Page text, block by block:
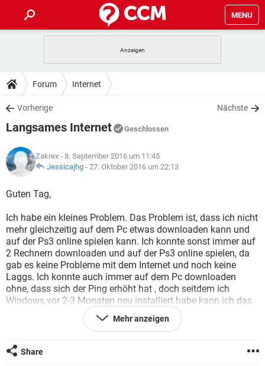
MENU
ANDROID
WINDOWS 10
WHATSAPP TIKTOK
FACEBOOK
TIPPS & TRICKS
SPIELE
WHATSAPP TIKTOK
FACEBOOK
DOWNLOADS
SPIELE STREAMING
ANDROID
WINDOWS 10 INSTAGRAM
WHATSAPP
FORUM
SPIELE STREAMING
ANDROID
WINDOWS 10
WHATSAPP TIKTOK
FACEBOOK HARDWARE
LEXIKON
SPIELE
WINDOWS 10 INSTAGRAM
WHATSAPP TIKTOK
FACEBOOK HARDWARE
Forum Internet
Vorherige Nächste
Langsames Internet Geschlossen
Zakrex - 8. September 2016 um 11:45
Jessicajhg - 27. Oktober 2016 um 22:13
Guten Tag,
Ich habe ein kleines Problem. Das Problem ist, dass ich nicht
mehr gleichzeitig auf dem Pc etwas downloaden kann und
auf der Ps3 online spielen kann. Ich konnte sonst immer auf
2 Rechnern downloaden und auf der Ps3 online spielen, da
gab es keine Probleme mit dem Internet und noch keine
Laggs. Ich konnte auch immer auf dem Pc downloaden
ohne, dass sich der Ping erhöht hat , doch seitdem ich
Windows vor 2-3 Monaten neu installiert habe kann ich das
nicht mehr, da das Internet dann auf der Ps3 abstürzt und
auf dem Pc der Ping enorm auf 600 steigt , weil dieses durch
Schöne Grüße
Euer Zakrex :)
Mehr anzeigen
Share